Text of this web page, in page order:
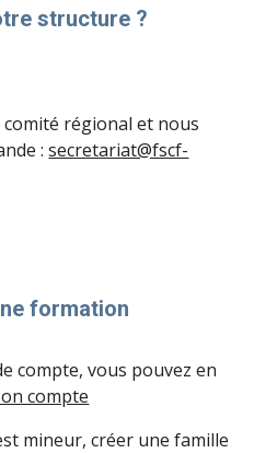
structure ?
comité régional et nous
:secretariat@fscf-
formation
compte, vous pouvez en
compte
mineur, créer une famille